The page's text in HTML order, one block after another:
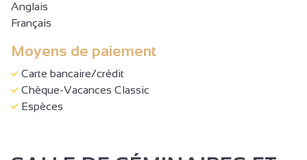
Anglais
Français
Moyens de paiement
Carte bancaire/crédit
Chèque-Vacances Classic
Espèces